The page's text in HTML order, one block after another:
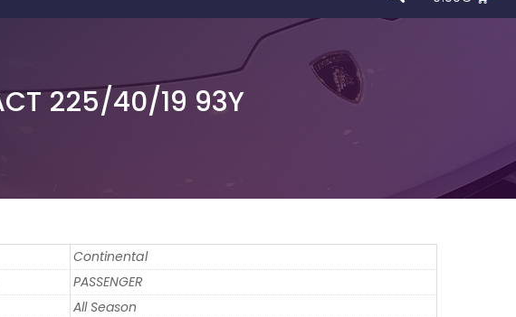
225/40/19 93Y
Continental
PASSENGER
All Season